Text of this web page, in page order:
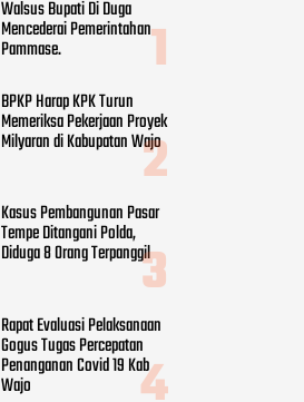
Kasus Pembangunan Pasar
Diduga 8 Orang Terpanggil
Rapat Evaluasi Pelaksanaan
Penanganan Covid 19 Kab
Wajo
Oknum ASN Pemkab Wajo
Berbuat Tidak "Senonoh"
Dimobil, Parkiran Kantor
Bupati